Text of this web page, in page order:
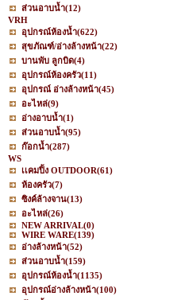
ส่วนอาบน้ำ(12)
VRH
อุปกรณ์ห้องน้ำ(622)
สุขภัณฑ์/อ่างล้างหน้า(22)
บานพับ ลูกบิด(4)
อุปกรณ์ห้องครัว(11)
อุปกรณ์ อ่างล้างหน้า(45)
อะไหล่(9)
อ่างอาบน้ำ(1)
ส่วนอาบน้ำ(95)
ก๊อกน้ำ(287)
WS
เเคมปิ้ง OUTDOOR(61)
ห้องครัว(7)
ซิงค์ล้างจาน(13)
อะไหล่(26)
NEW ARRIVAL(0)
WIRE WARE(139)
อ่างล้างหน้า(52)
ส่วนอาบน้ำ(159)
อุปกรณ์ห้องน้ำ(1135)
อุปกรณ์อ่างล้างหน้า(100)